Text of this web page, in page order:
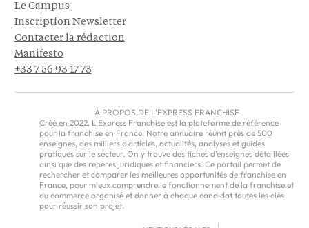
Le Campus
Inscription Newsletter
Contacter la rédaction
Manifesto
+33 7 56 93 17 73
À PROPOS DE L'EXPRESS FRANCHISE
Créé en 2022, L'Express Franchise est la plateforme de référence
pour la franchise en France. Notre annuaire réunit près de 500
enseignes, des milliers d'articles, actualités, analyses et guides
pratiques sur le secteur. On y trouve des fiches d'enseignes détaillées
ainsi que des repères juridiques et financiers. Ce portail permet de
rechercher et comparer les meilleures opportunités de franchise en
France, pour mieux comprendre le fonctionnement de la franchise et
du commerce organisé et donner à chaque candidat toutes les clés
pour réussir son projet.